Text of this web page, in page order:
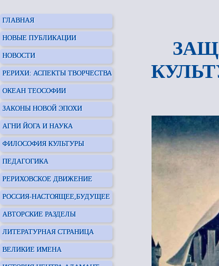
ГЛАВНАЯ
НОВЫЕ ПУБЛИКАЦИИ
НОВОСТИ
РЕРИХИ: АСПЕКТЫ ТВОРЧЕСТВА
ОКЕАН ТЕОСОФИИ
ЗАКОНЫ НОВОЙ ЭПОХИ
АГНИ ЙОГА И НАУКА
ФИЛОСОФИЯ КУЛЬТУРЫ
ПЕДАГОГИКА
РЕРИХОВСКОЕ ДВИЖЕНИЕ
РОССИЯ-НАСТОЯЩЕЕ,БУДУЩЕЕ
АВТОРСКИЕ РАЗДЕЛЫ
ЛИТЕРАТУРНАЯ СТРАНИЦА
ВЕЛИКИЕ ИМЕНА